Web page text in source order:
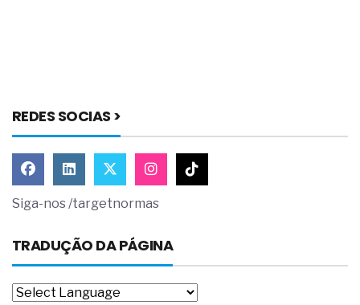
REDES SOCIAS >
Siga-nos /targetnormas
TRADUÇÃO DA PÁGINA